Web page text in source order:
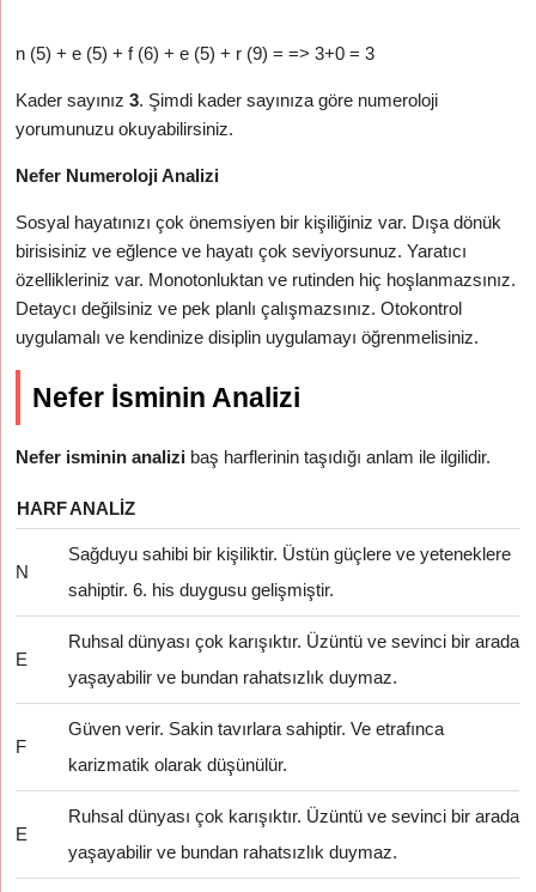
n (5) + e (5) + f (6) + e (5) + r (9) = => 3+0 = 3
Kader sayınız3. Şimdi kader sayınıza göre numeroloji
yorumunuzu okuyabilirsiniz.
Nefer Numeroloji Analizi
Sosyal hayatınızı çok önemsiyen bir kişiliğiniz var. Dışa dönük
birisisiniz ve eğlence ve hayatı çok seviyorsunuz. Yaratıcı
özellikleriniz var. Monotonluktan ve rutinden hiç hoşlanmazsınız.
Detaycı değilsiniz ve pek planlı çalışmazsınız. Otokontrol
uygulamalı ve kendinize disiplin uygulamayı öğrenmelisiniz.
Nefer İsminin Analizi
Nefer isminin analizi baş harflerinin taşıdığı anlam ile ilgilidir.
HARFANALIZ
N
Sağduyu sahibi bir kişiliktir. Üstün güçlere ve yeteneklere
sahiptir. 6. his duygusu gelişmiştir.
E
Ruhsal dünyası çok karışıktır. Üzüntü ve sevinci bir arada
yaşayabilir ve bundan rahatsızlık duymaz.
F
Güven verir. Sakin tavırlara sahiptir. Ve etrafınca
karizmatik olarak düşünülür.
E
Ruhsal dünyası çok karışıktır. Üzüntü ve sevinci bir arada
yaşayabilir ve bundan rahatsızlık duymaz.